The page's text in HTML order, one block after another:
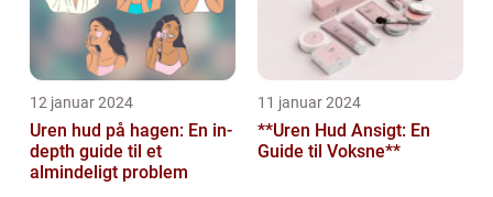
12 januar 2024
Uren hud på hagen: En in-
depth guide til et
almindeligt problem
11 januar 2024
**Uren Hud Ansigt: En
Guide til Voksne**